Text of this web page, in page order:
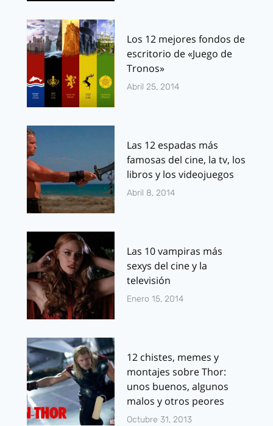
Los 12 mejores fondos de
escritorio de «Juego de
Tronos»
Abril 25, 2014
Las 12 espadas más
famosas del cine, la tv, los
libros y los videojuegos
Abril 8, 2014
Las 10 vampiras más
sexys del cine y la
televisión
Enero 15, 2014
12 chistes, memes y
montajes sobre Thor:
unos buenos, algunos
malos y otros peores
Octubre 31, 2013